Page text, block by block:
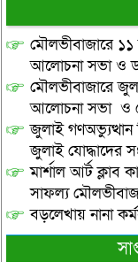
মৌলভীবাজারে
আলোচনা সভা ও
মৌলভীবাজারে
আলোচনা সভা ও
জুলাই
জুলাই যোদ্ধাদের
মার্শাল আর্ট ক্লাব
সাফল্য
বড়লেখায় নানা